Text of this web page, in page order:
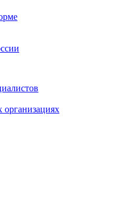
организациях